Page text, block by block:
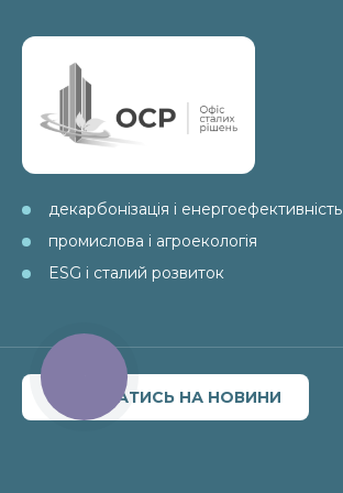
декарбонізація і енергоефективність
промислова і агроекологія
ESG і сталий розвиток
ПІДПИСАТИСЬ НА НОВИНИ